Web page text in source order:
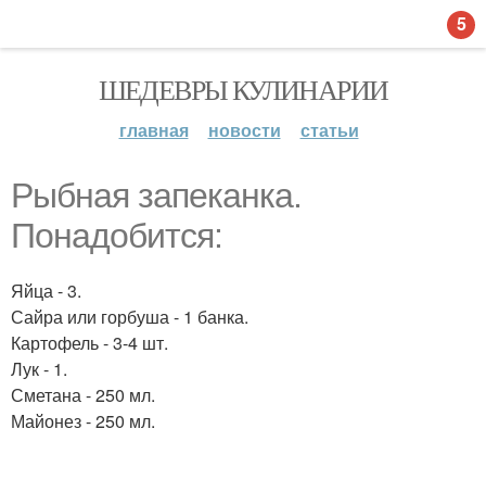
ШЕДЕВРЫ КУЛИНАРИИ
главная новости статьи
Рыбная запеканка.
Понадобится:
Яйца - 3.
Сайра или горбуша - 1 банка.
Картофель - 3-4 шт.
Лук - 1.
Сметана - 250 мл.
Майонез - 250 мл.
5